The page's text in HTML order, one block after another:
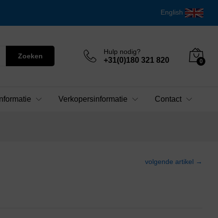
English
Zoeken
Hulp nodig?
+31(0)180 321 820 0
Verkopersinformatie Contact
volgende artikel →